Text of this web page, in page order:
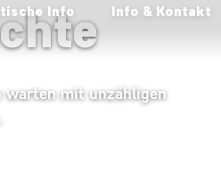
Info Info & Kontakt
warten mit unzähligen